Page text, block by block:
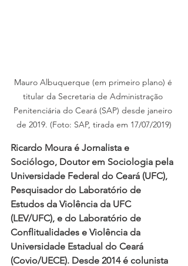
Mauro Albuquerque (em primeiro plano) é
titular da Secretaria de Administração
Penitenciária do Ceará (SAP) desde janeiro
de 2019. (Foto: SAP, tirada em 17/07/2019)
Ricardo Moura é Jornalista e
Sociólogo, Doutor em Sociologia pela
Universidade Federal do Ceará (UFC),
Pesquisador do Laboratório de
Estudos da Violência da UFC
(LEV/UFC), e do Laboratório de
Conflitualidades e Violência da
Universidade Estadual do Ceará
(Covio/UECE). Desde 2014 é colunista